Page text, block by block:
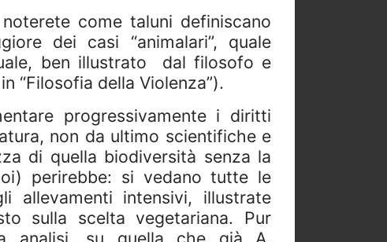
come taluni definiscano
dei casi “animalari”, quale
ben illustrato
dal filosofo e
“Filosofia della Violenza”).
progressivamente i diritti
non da ultimo scientifiche e
di quella biodiversità senza la
perirebbe: si vedano tutte le
allevamenti intensivi, illustrate
sulla scelta vegetariana. Pur
analisi, su quella che già A.